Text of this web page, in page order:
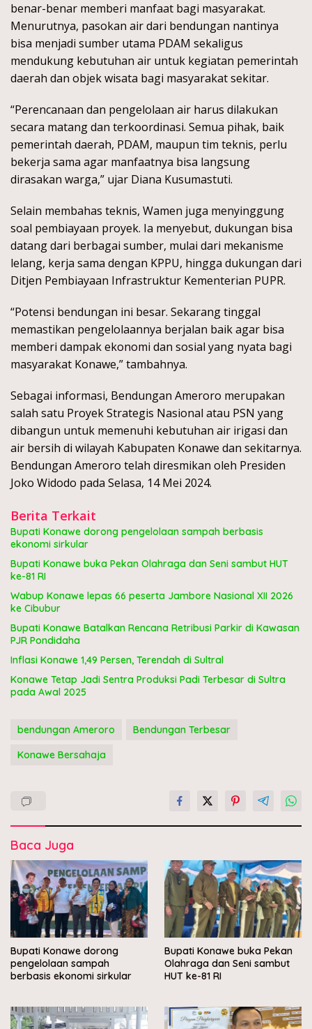
benar-benar memberi manfaat bagi masyarakat.
Menurutnya, pasokan air dari bendungan nantinya
bisa menjadi sumber utama PDAM sekaligus
mendukung kebutuhan air untuk kegiatan pemerintah
daerah dan objek wisata bagi masyarakat sekitar.
“Perencanaan dan pengelolaan air harus dilakukan
secara matang dan terkoordinasi. Semua pihak, baik
pemerintah daerah, PDAM, maupun tim teknis, perlu
bekerja sama agar manfaatnya bisa langsung
dirasakan warga,” ujar Diana Kusumastuti.
Selain membahas teknis, Wamen juga menyinggung
soal pembiayaan proyek. Ia menyebut, dukungan bisa
datang dari berbagai sumber, mulai dari mekanisme
lelang, kerja sama dengan KPPU, hingga dukungan dari
Ditjen Pembiayaan Infrastruktur Kementerian PUPR.
“Potensi bendungan ini besar. Sekarang tinggal
memastikan pengelolaannya berjalan baik agar bisa
memberi dampak ekonomi dan sosial yang nyata bagi
masyarakat Konawe,” tambahnya.
Sebagai informasi, Bendungan Ameroro merupakan
salah satu Proyek Strategis Nasional atau PSN yang
dibangun untuk memenuhi kebutuhan air irigasi dan
air bersih di wilayah Kabupaten Konawe dan sekitarnya.
Bendungan Ameroro telah diresmikan oleh Presiden
Joko Widodo pada Selasa, 14 Mei 2024.
Berita Terkait
Bupati Konawe dorong pengelolaan sampah berbasis
ekonomi sirkular
Bupati Konawe buka Pekan Olahraga dan Seni sambut HUT
ke-81 RI
Wabup Konawe lepas 66 peserta Jambore Nasional XII 2026
ke Cibubur
Bupati Konawe Batalkan Rencana Retribusi Parkir di Kawasan
PJR Pondidaha
Inflasi Konawe 1,49 Persen, Terendah di Sultral
Konawe Tetap Jadi Sentra Produksi Padi Terbesar di Sultra
pada Awal 2025
bendungan Ameroro
Bendungan Terbesar
Konawe Bersahaja
Baca Juga
Bupati Konawe dorong
pengelolaan sampah
berbasis ekonomi sirkular
Bupati Konawe buka Pekan
Olahraga dan Seni sambut
HUT ke-81 RI